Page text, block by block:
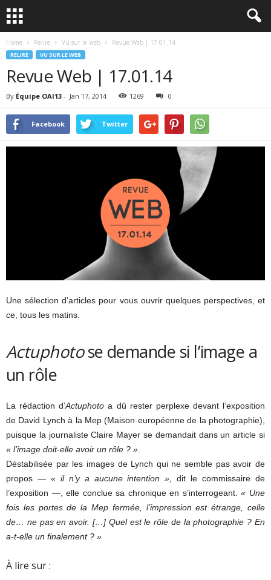
Home Relire Vu sur le web Revue Web | 17.01.14
RELIRE VU SUR LE WEB
Revue Web | 17.01.14
By Équipe OAI13 - Jan 17, 2014 1269 0
Facebook Twitter
Une sélection d’articles pour vous ouvrir quelques perspectives, et
ce, tous les matins.
Actuphotose demande si l’image a
un rôle
La rédaction d’Actuphoto a dû rester perplexe devant l’exposition
de David Lynch à la Mep (Maison européenne de la photographie),
puisque la journaliste Claire Mayer se demandait dans un article si
« l’image doit-elle avoir un rôle ? ».
Déstabilisée par les images de Lynch qui ne semble pas avoir de
propos — « il n’y a aucune intention », dit le commissaire de
l’exposition —, elle conclue sa chronique en s’interrogeant.« Une
fois les portes de la Mep fermée, l’impression est étrange, celle
de… ne pas en avoir. […] Quel est le rôle de la photographie ? En
a-t-elle un finalement ? »
À lire sur :